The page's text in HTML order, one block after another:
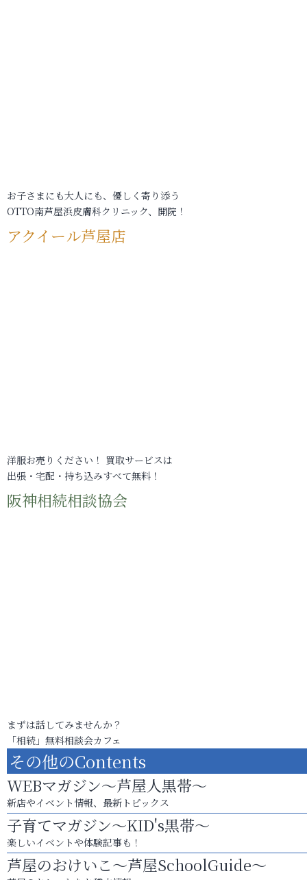
お子さまにも大人にも、優しく寄り添う
OTTO南芦屋浜皮膚科クリニック、開院！
アクイール芦屋店
洋服お売りください！ 買取サービスは
出張・宅配・持ち込みすべて無料！
阪神相続相談協会
まずは話してみませんか？
「相続」無料相談会カフェ
その他のContents
WEBマガジン～芦屋人黒帯～
新店やイベント情報、最新トピックス
子育てマガジン～KID's黒帯～
楽しいイベントや体験記事も！
芦屋のおけいこ～芦屋SchoolGuide～